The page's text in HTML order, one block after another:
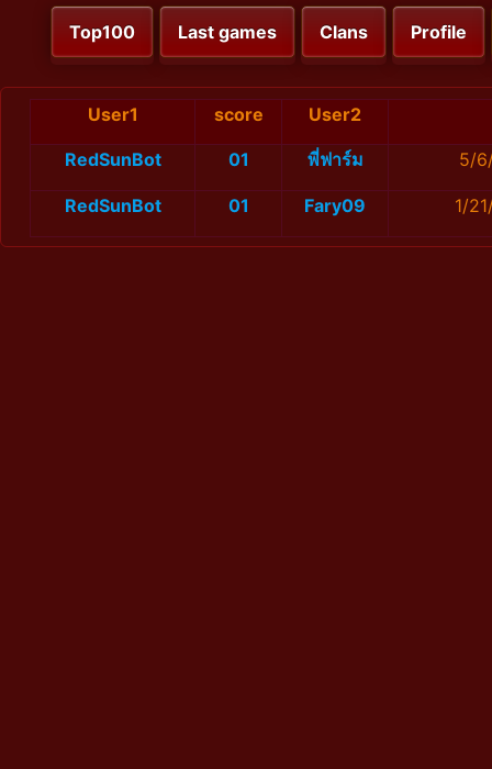
Top100 Last games Clans Profile
User1 score User2
RedSunBot 01 พี่ฟาร์ม 5/
RedSunBot 01 Fary09 1/